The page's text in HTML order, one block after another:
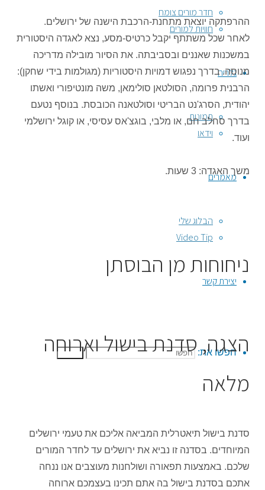
חדר מורים צומח
חוויות למורים
גלריה
תמונות
וידאו
מאמרים
הבלוג שלי
Video Tip
יצירת קשר
חפשו את: חפשו
ההרפתקה יוצאת מתחנת-הרכבת הישנה של ירושלים.
לאחר שכל משתתף יקבל כרטיס-מסע, נצא לאגדה היסטורית
במשכנות שאננים ובסביבתה. את הסיור מובילה מדריכה
מנוסה. בדרך נפגוש דמויות היסטוריות (מגולמות בידי שחקן):
הרבנית פרומה, הסולטאן סולימאן, משה מונטיפורי ואשתו
יהודית, הסרג'נט הבריטי וסולטאנה הכובסת. בנוסף נטעם
בדרך סחלב חם, או מלבי, בוגצ'אס עסיסי, או קוגל ירושלמי
ועוד.
משך האגדה: 3 שעות.
ניחוחות מן הבוסתן
הצגה, סדנת בישול וארוחה
מלאה
סדנת בישול תיאטרלית המביאה אליכם את טעמי ירושלים
המיוחדים. בסדנה זו נביא את ירושלים עד לחדר המורים
שלכם. באמצעות תפאורה ושולחנות מעוצבים אנו ננחה
אתכם בסדנת בישול בה אתם תכינו בעצמכם ארוחה